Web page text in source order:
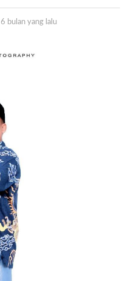
6 bulan yang lalu